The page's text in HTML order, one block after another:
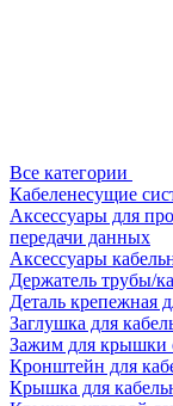
Все категории
Кабеленесущие
Аксессуары для
передачи данных
Аксессуары
Держатель трубы/
Деталь крепежная
Заглушка для
Зажим для крышки
Кронштейн для
Крышка для